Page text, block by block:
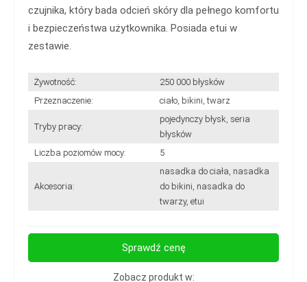
czujnika, który bada odcień skóry dla pełnego komfortu
i bezpieczeństwa użytkownika. Posiada etui w
zestawie.
Żywotność:
250 000 błysków
Przeznaczenie:
ciało, bikini, twarz
Tryby pracy:
pojedynczy błysk, seria
błysków
Liczba poziomów mocy:
5
Akcesoria:
nasadka do ciała, nasadka
do bikini, nasadka do
twarzy, etui
Sprawdź cenę
Zobacz produkt w: